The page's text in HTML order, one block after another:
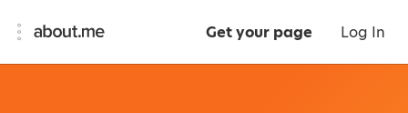
Get your page Log In